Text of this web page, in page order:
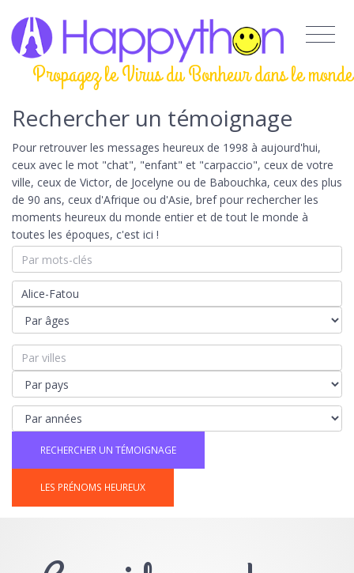
Propagez le Virus du Bonheur dans le monde
Rechercher un témoignage
Pour retrouver les messages heureux de 1998 à aujourd'hui,
ceux avec le mot "chat", "enfant" et "carpaccio", ceux de votre
ville, ceux de Victor, de Jocelyne ou de Babouchka, ceux des plus
de 90 ans, ceux d'Afrique ou d'Asie, bref pour rechercher les
moments heureux du monde entier et de tout le monde à
toutes les époques, c'est ici !
LES PRÉNOMS HEUREUX